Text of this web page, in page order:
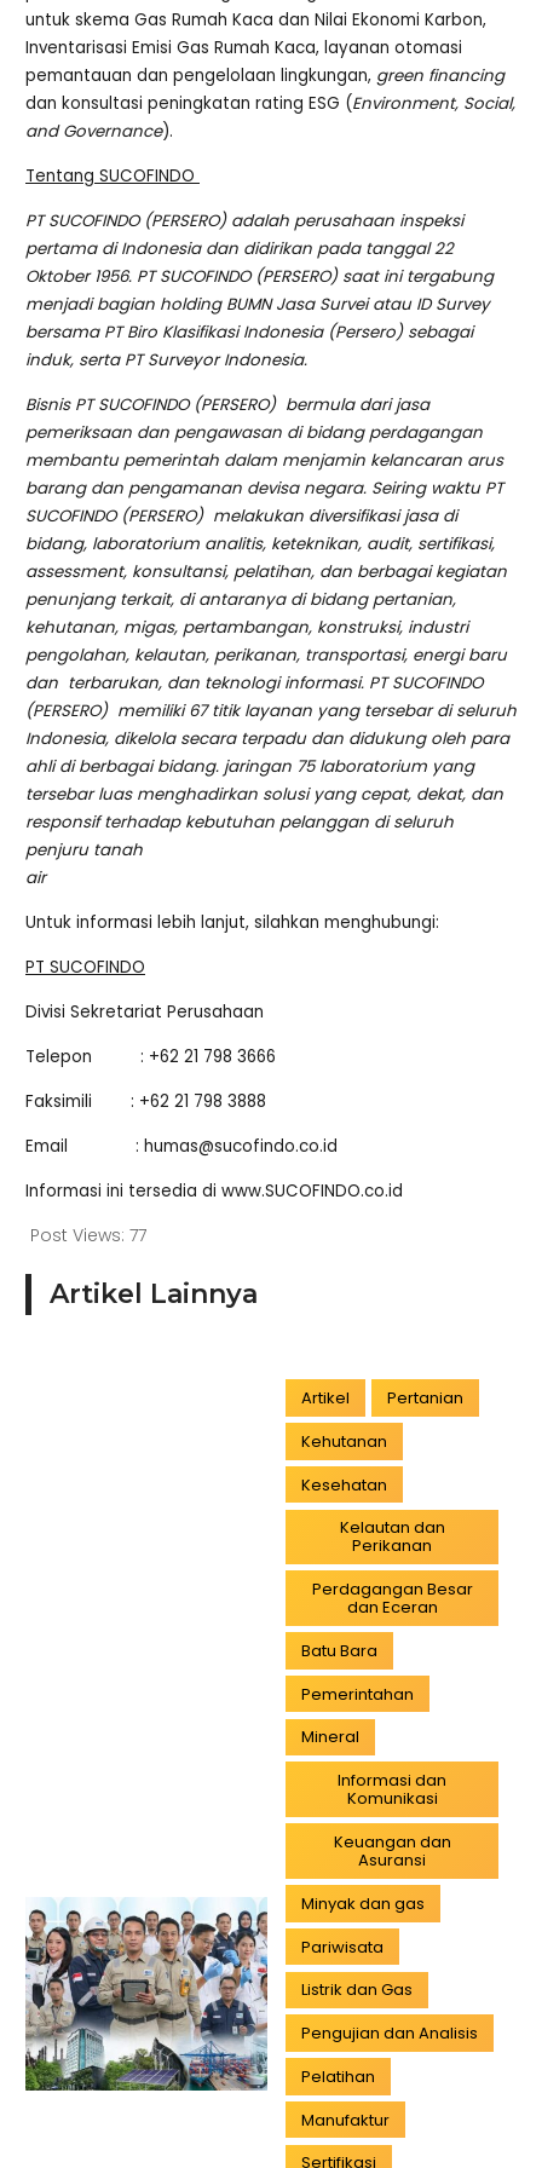
untuk skema Gas Rumah Kaca dan Nilai Ekonomi Karbon,
Inventarisasi Emisi Gas Rumah Kaca, layanan otomasi
pemantauan dan pengelolaan lingkungan, green financing
dan konsultasi peningkatan rating ESG (Environment, Social,
and Governance).
Tentang SUCOFINDO
PT SUCOFINDO (PERSERO) adalah perusahaan inspeksi
pertama di Indonesia dan didirikan pada tanggal 22
Oktober 1956. PT SUCOFINDO (PERSERO) saat ini tergabung
menjadi bagian holding BUMN Jasa Survei atau ID Survey
bersama PT Biro Klasifikasi Indonesia (Persero) sebagai
induk, serta PT Surveyor Indonesia.
Bisnis PT SUCOFINDO (PERSERO) bermula dari jasa
pemeriksaan dan pengawasan di bidang perdagangan
membantu pemerintah dalam menjamin kelancaran arus
barang dan pengamanan devisa negara. Seiring waktu PT
SUCOFINDO (PERSERO) melakukan diversifikasi jasa di
bidang, laboratorium analitis, keteknikan, audit, sertifikasi,
assessment, konsultansi, pelatihan, dan berbagai kegiatan
penunjang terkait, di antaranya di bidang pertanian,
kehutanan, migas, pertambangan, konstruksi, industri
pengolahan, kelautan, perikanan, transportasi, energi baru
dan terbarukan, dan teknologi informasi. PT SUCOFINDO
(PERSERO) memiliki 67 titik layanan yang tersebar di seluruh
Indonesia, dikelola secara terpadu dan didukung oleh para
ahli di berbagai bidang. jaringan 75 laboratorium yang
tersebar luas menghadirkan solusi yang cepat, dekat, dan
responsif terhadap kebutuhan pelanggan di seluruh
penjuru tanah
air
Untuk informasi lebih lanjut, silahkan menghubungi:
PT SUCOFINDO
Divisi Sekretariat Perusahaan
Telepon : +62 21 798 3666
Faksimili : +62 21 798 3888
Email : humas@sucofindo.co.id
Informasi ini tersedia di www.SUCOFINDO.co.id
Post Views: 77
Artikel Lainnya
Artikel
Pertanian
Kehutanan
Kesehatan
Kelautan dan
Perikanan
Perdagangan Besar
dan Eceran
Batu Bara
Pemerintahan
Mineral
Informasi dan
Komunikasi
Keuangan dan
Asuransi
Minyak dan gas
Pariwisata
Listrik dan Gas
Pengujian dan Analisis
Pelatihan
Manufaktur
Sertifikasi